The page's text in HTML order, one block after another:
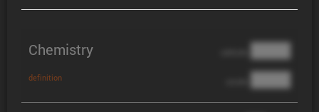
Chemistry
definition
████
████